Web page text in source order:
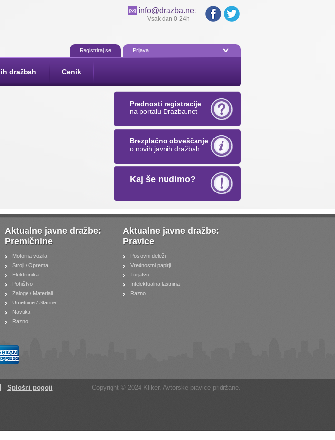
info@drazba.net
Vsak dan 0-24h
Registriraj se Prijava
dražbah Cenik
Prednosti registracije
na portalu Drazba.net
Brezplačno obveščanje
o novih javnih dražbah
Kaj še nudimo?
Aktualne javne dražbe:
Premičnine
Motorna vozila
Stroji / Oprema
Elektronika
Pohištvo
Zaloge / Materiali
Umetnine / Starine
Navtika
Razno
Aktualne javne dražbe:
Pravice
Poslovni deleži
Vrednostni papirji
Terjatve
Intelektualna lastnina
Razno
Splošni pogoji Copyright © 2024 Kliker. Avtorske pravice pridržane.